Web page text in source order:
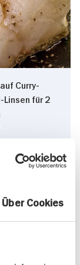
Über Cookies
Curry-
Linsen für 2